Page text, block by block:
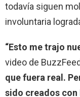
todavía siguen
involuntaria
“Esto me trajo
video de
que fuera real.
sido creados con